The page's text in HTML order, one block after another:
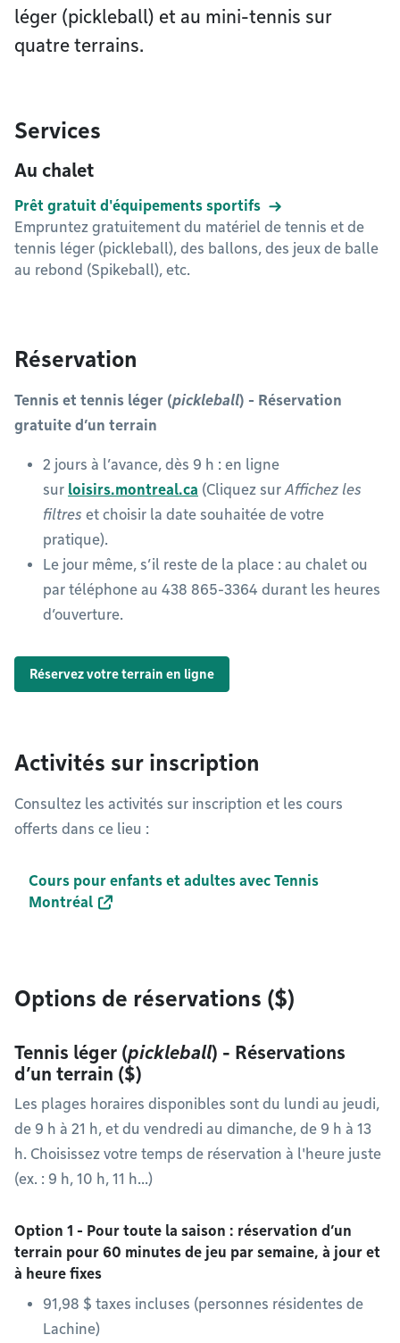
léger (pickleball) et au mini-tennis sur
quatre terrains.
Services
Au chalet
Prêt gratuit d'équipements sportifs
Empruntez gratuitement du matériel de tennis et de
tennis léger (pickleball), des ballons, des jeux de balle
au rebond (Spikeball), etc.
Réservation
Tennis et tennis léger (pickleball) - Réservation
gratuite d’un terrain
2 jours à l’avance, dès 9 h : en ligne
sur loisirs.montreal.ca (Cliquez surAffichez les
filtres et choisir la date souhaitée de votre
pratique).
Le jour même, s’il reste de la place : au chalet ou
par téléphone au 438 865-3364 durant les heures
d’ouverture.
Réservez votre terrain en ligne
Activités sur inscription
Consultez les activités sur inscription et les cours
offerts dans ce lieu :
Cours pour enfants et adultes avec Tennis
Montréal
Options de réservations ($)
Tennis léger (pickleball) - Réservations
d’un terrain ($)
Les plages horaires disponibles sont du lundi au jeudi,
de 9 h à 21 h, et du vendredi au dimanche, de 9 h à 13
h. Choisissez votre temps de réservation à l'heure juste
(ex. : 9 h, 10 h, 11 h...)
Option 1 - Pour toute la saison : réservation d’un
terrain pour 60 minutes de jeu par semaine, à jour et
à heure fixes
91,98 $ taxes incluses (personnes résidentes de
Lachine)